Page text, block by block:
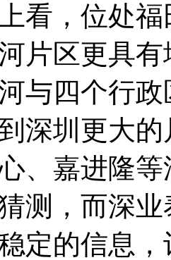
看，位处
片区更具
与四个行
深圳更大
、嘉进隆
测，而深
定的信息